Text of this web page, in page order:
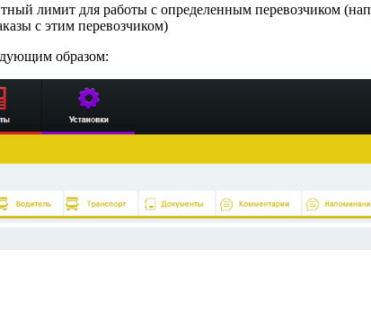
лимит для работы с определенным перевозчиком
с этим перевозчиком)
образом: